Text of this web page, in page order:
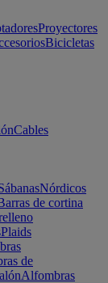
Proyectores
Bicicletas
Cables
Nórdicos
de cortina
Plaids
de
Alfombras